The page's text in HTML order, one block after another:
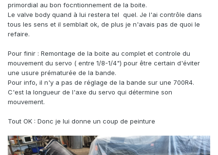
primordial au bon focntionnement de la boite.
Le valve body quand à lui restera tel quel. Je l'ai contrôle dans
tous les sens et il semblait ok, de plus je n'avais pas de quoi le
refaire.
Pour finir : Remontage de la boite au complet et controle du
mouvement du servo ( entre 1/8-1/4") pour être certain d'éviter
une usure prématurée de la bande.
Pour info, il n'y a pas de réglage de la bande sur une 700R4.
C'est la longueur de l'axe du servo qui détermine son
mouvement.
Tout OK : Donc je lui donne un coup de peinture